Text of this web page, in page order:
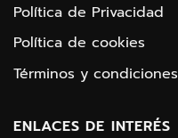
Política de Privacidad
Política de cookies
Términos y condiciones
ENLACES DE INTERÉS